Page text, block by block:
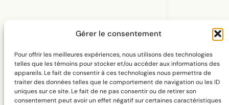
Gérer le consentement
Pour offrir les meilleures expériences, nous utilisons des technologies
telles que les témoins pour stocker et/ou accéder aux informations des
appareils. Le fait de consentir à ces technologies nous permettra de
traiter des données telles que le comportement de navigation ou les ID
uniques sur ce site. Le fait de ne pas consentir ou de retirer son
consentement peut avoir un effet négatif sur certaines caractéristiques
jusqu’à la maison d’enfance de mon grand-père,
celle qu’il a quittée pour fuir la guerre. En
retrouvant sa maison, en la filmant et en la
partageant, j’ai voulu rendre hommage à son passé
et préserver des fragments de son histoire en